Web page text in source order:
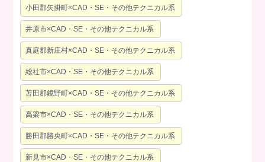
小田郡矢掛町×CAD・SE・その他テクニカル系
井原市×CAD・SE・その他テクニカル系
真庭郡新庄村×CAD・SE・その他テクニカル系
総社市×CAD・SE・その他テクニカル系
苫田郡鏡野町×CAD・SE・その他テクニカル系
高梁市×CAD・SE・その他テクニカル系
勝田郡勝央町×CAD・SE・その他テクニカル系
新見市×CAD・SE・その他テクニカル系